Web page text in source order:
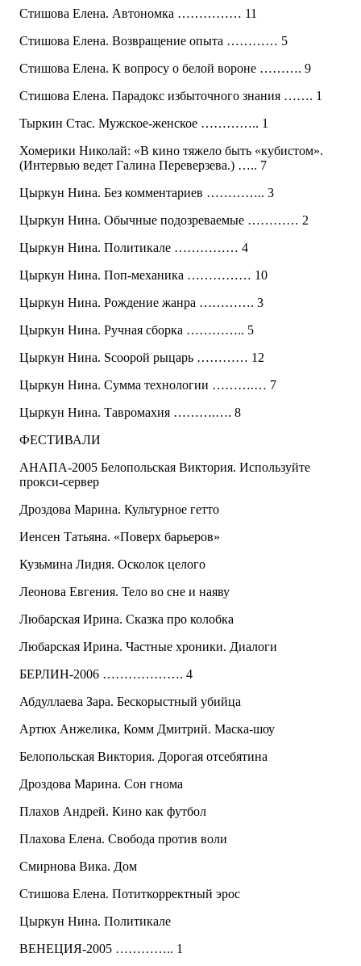
Стишова Елена. Автономка …………… 11
Стишова Елена. Возвращение опыта ………… 5
Стишова Елена. К вопросу о белой вороне ………. 9
Стишова Елена. Парадокс избыточного знания ……. 1
Тыркин Стас. Мужское-женское ………….. 1
Хомерики Николай: «В кино тяжело быть «кубистом».
(Интервью ведет Галина Переверзева.) ….. 7
Цыркун Нина. Без комментариев ………….. 3
Цыркун Нина. Обычные подозреваемые ………… 2
Цыркун Нина. Политикале …………… 4
Цыркун Нина. Поп-механика …………… 10
Цыркун Нина. Рождение жанра …………. 3
Цыркун Нина. Ручная сборка ………….. 5
Цыркун Нина. Scoopой рыцарь ………… 12
Цыркун Нина. Сумма технологии ……….… 7
Цыркун Нина. Тавромахия ……….…. 8
ФЕСТИВАЛИ
АНАПА-2005 Белопольская Виктория. Используйте
прокси-сервер
Дроздова Марина. Культурное гетто
Иенсен Татьяна. «Поверх барьеров»
Кузьмина Лидия. Осколок целого
Леонова Евгения. Тело во сне и наяву
Любарская Ирина. Сказка про колобка
Любарская Ирина. Частные хроники. Диалоги
БЕРЛИН-2006 ………………. 4
Абдуллаева Зара. Бескорыстный убийца
Артюх Анжелика, Комм Дмитрий. Маска-шоу
Белопольская Виктория. Дорогая отсебятина
Дроздова Марина. Сон гнома
Плахов Андрей. Кино как футбол
Плахова Елена. Свобода против воли
Смирнова Вика. Дом
Стишова Елена. Потиткорректный эрос
Цыркун Нина. Политикале
ВЕНЕЦИЯ-2005 ………….. 1